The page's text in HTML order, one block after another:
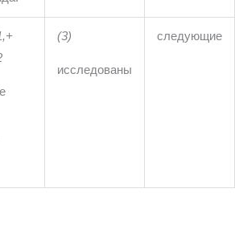
(3)
исследованы
следующие